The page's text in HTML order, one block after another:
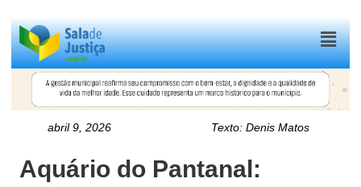
Menu
abril 9, 2026 Texto:Denis Matos
Aquário do Pantanal: